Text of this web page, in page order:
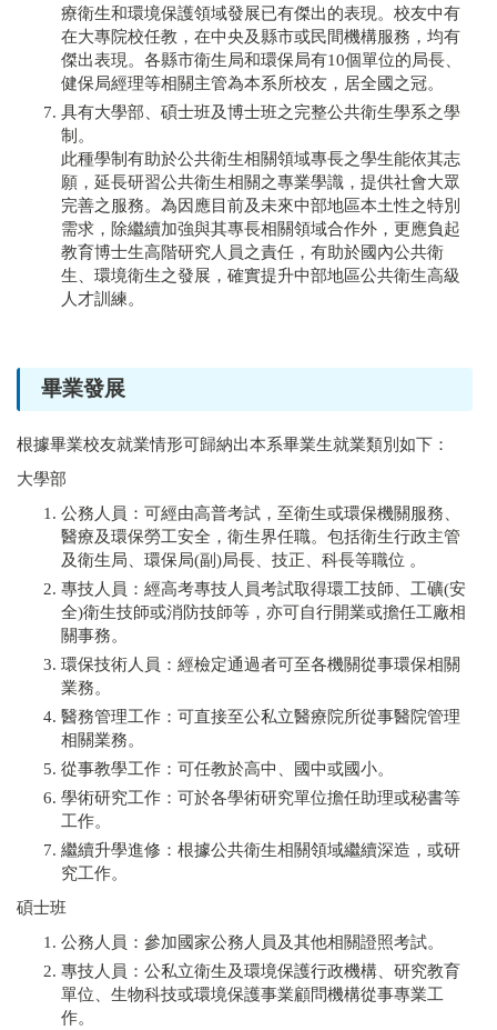
療衛生和環境保護領域發展已有傑出的表現。校友中有
在大專院校任教，在中央及縣市或民間機構服務，均有
傑出表現。各縣市衛生局和環保局有10個單位的局長、
健保局經理等相關主管為本系所校友，居全國之冠。
具有大學部、碩士班及博士班之完整公共衛生學系之學
制。
此種學制有助於公共衛生相關領域專長之學生能依其志
願，延長研習公共衛生相關之專業學識，提供社會大眾
完善之服務。為因應目前及未來中部地區本土性之特別
需求，除繼續加強與其專長相關領域合作外，更應負起
教育博士生高階研究人員之責任，有助於國內公共衛
生、環境衛生之發展，確實提升中部地區公共衛生高級
人才訓練。
畢業發展
根據畢業校友就業情形可歸納出本系畢業生就業類別如下：
大學部
公務人員：可經由高普考試，至衛生或環保機關服務、
醫療及環保勞工安全，衛生界任職。包括衛生行政主管
及衛生局、環保局(副)局長、技正、科長等職位 。
專技人員：經高考專技人員考試取得環工技師、工礦(安
全)衛生技師或消防技師等，亦可自行開業或擔任工廠相
關事務。
環保技術人員：經檢定通過者可至各機關從事環保相關
業務。
醫務管理工作：可直接至公私立醫療院所從事醫院管理
相關業務。
從事教學工作：可任教於高中、國中或國小。
學術研究工作：可於各學術研究單位擔任助理或秘書等
工作。
繼續升學進修：根據公共衛生相關領域繼續深造，或研
究工作。
碩士班
公務人員：參加國家公務人員及其他相關證照考試。
專技人員：公私立衛生及環境保護行政機構、研究教育
單位、生物科技或環境保護事業顧問機構從事專業工
作。